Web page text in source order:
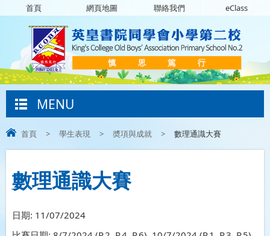
首頁 網頁地圖 聯絡我們 eClass
MENU
首頁 > 學生表現 > 奬項與成就 > 數理通識大賽
數理通識大賽
日期: 11/07/2024